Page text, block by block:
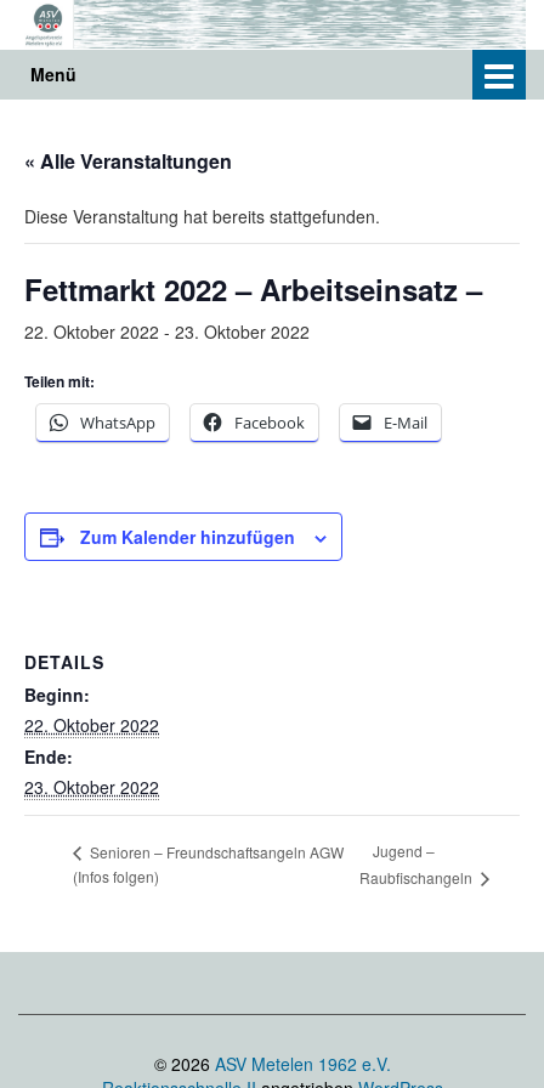
Springe
zum
Hauptmenü
Menü
« Alle Veranstaltungen
Diese Veranstaltung hat bereits stattgefunden.
Fettmarkt 2022 – Arbeitseinsatz –
22. Oktober 2022 - 23. Oktober 2022
Teilen mit:
WhatsApp
Facebook E-Mail
Zum Kalender hinzufügen
DETAILS
Beginn:
22. Oktober 2022
Ende:
23. Oktober 2022
Senioren – Freundschaftsangeln AGW
(Infos folgen)
Jugend –
Raubfischangeln
© 2026 ASV Metelen 1962 e.V.